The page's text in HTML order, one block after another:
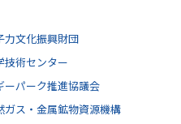
力文化振興財団
技術センター
ーパーク推進協議会
ガス・金属鉱物資源機構